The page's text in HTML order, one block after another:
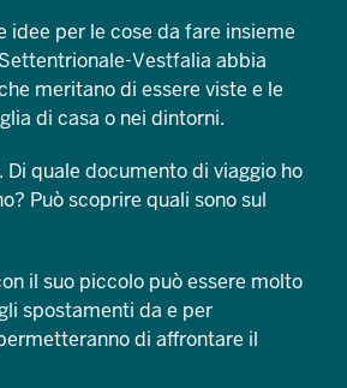
per le cose da fare insieme
Vestfalia abbia
meritano di essere viste e le
di casa o nei dintorni.
quale documento di viaggio ho
Può scoprire quali sono sul
il suo piccolo può essere molto
spostamenti da e per
di affrontare il